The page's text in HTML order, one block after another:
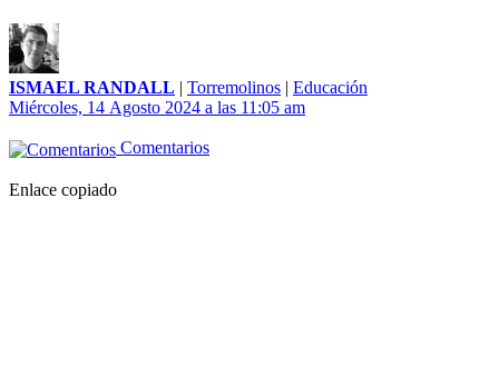
ISMAEL RANDALL | Torremolinos | Educación
Miércoles, 14 Agosto 2024 a las 11:05 am
Comentarios
Enlace copiado